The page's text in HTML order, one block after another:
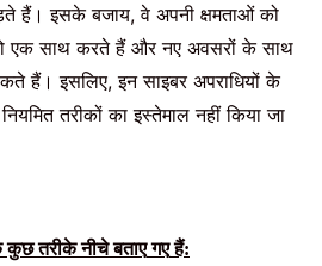
हैं। इसके बजाय,वे अपनी क्षमताओं को
एक साथ करते हैं और नए अवसरों के साथ
हैं। इसलिए,इन साइबर अपराधियों के
नियमित तरीकों का इस्तेमाल नहीं किया जा
कुछ तरीके नीचे बताए गए हैं: